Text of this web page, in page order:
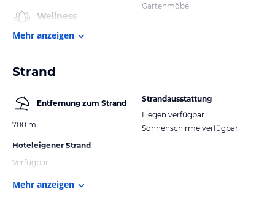
Wellness
Gartenmöbel
Mehr anzeigen
Strand
Entfernung zum Strand
700 m
Hoteleigener Strand
Verfügbar
Strandausstattung
Liegen verfügbar
Sonnenschirme verfügbar
Mehr anzeigen